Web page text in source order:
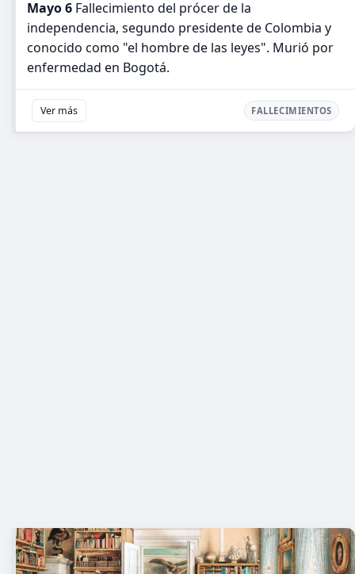
Mayo 6 Fallecimiento del prócer de la
independencia, segundo presidente de Colombia y
conocido como "el hombre de las leyes". Murió por
enfermedad en Bogotá.
Ver más FALLECIMIENTOS